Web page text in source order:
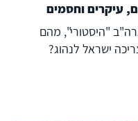
עיקרים וחסמים
"היסטורי", מהם
ישראל לנהוג?